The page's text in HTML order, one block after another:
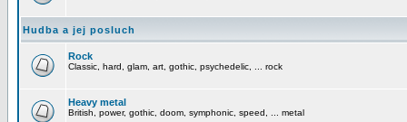
Hudba a jej posluch
Rock
Classic, hard, glam, art, gothic, psychedelic, ... rock
Heavy metal
British, power, gothic, doom, symphonic, speed, ... metal